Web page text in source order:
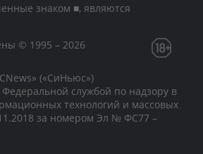
знаком ■, являются
© 1995 – 2026
(«СиНьюс»)
службой по надзору в
технологий и массовых
за номером Эл № ФС77 –